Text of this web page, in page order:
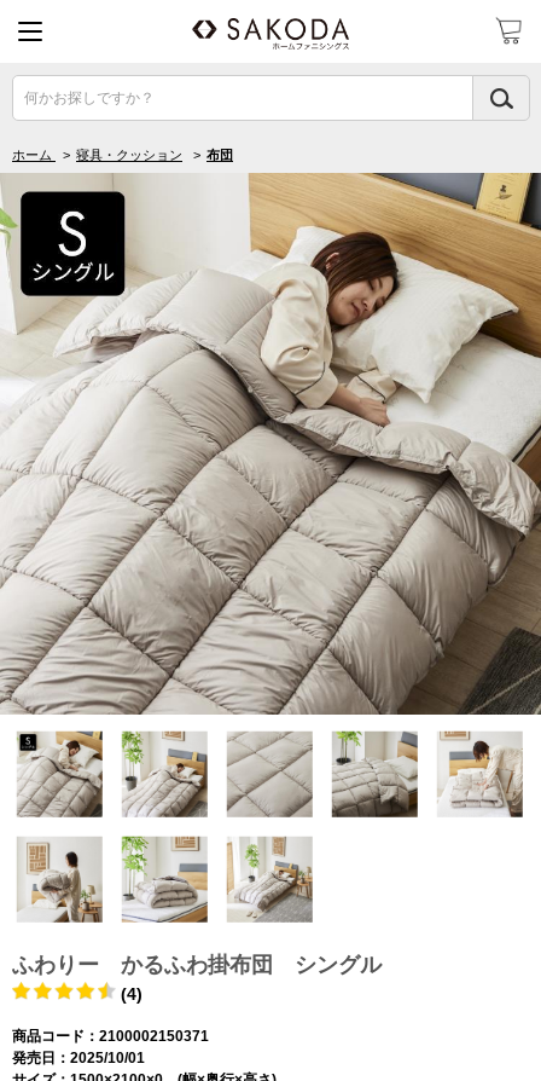
何かお探しですか？
ホーム > 寝具・クッション > 布団
ふわりー かるふわ掛布団 シングル
(4)
商品コード：2100002150371
発売日：2025/10/01